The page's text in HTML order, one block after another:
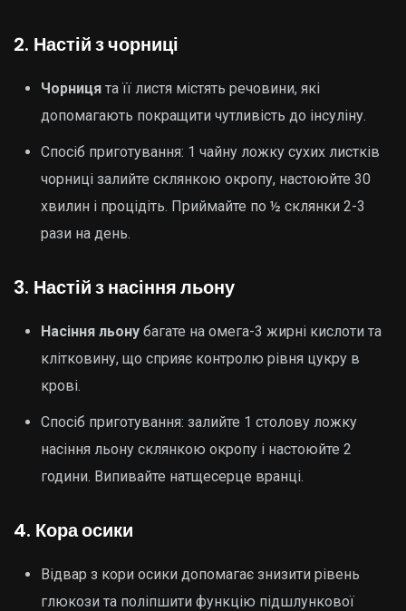
2. Настій з чорниці
Чорниця та її листя містять речовини, які
допомагають покращити чутливість до інсуліну.
Спосіб приготування: 1 чайну ложку сухих листків
чорниці залийте склянкою окропу, настоюйте 30
хвилин і процідіть. Приймайте по ½ склянки 2-3
рази на день.
3. Настій з насіння льону
Насіння льону багате на омега-3 жирні кислоти та
клітковину, що сприяє контролю рівня цукру в
крові.
Спосіб приготування: залийте 1 столову ложку
насіння льону склянкою окропу і настоюйте 2
години. Випивайте натщесерце вранці.
4. Кора осики
Відвар з кори осики допомагає знизити рівень
глюкози та поліпшити функцію підшлункової